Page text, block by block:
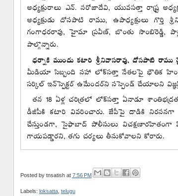
Posted by tnsatish at 7:56 PM
Labels: loksatta, telugu